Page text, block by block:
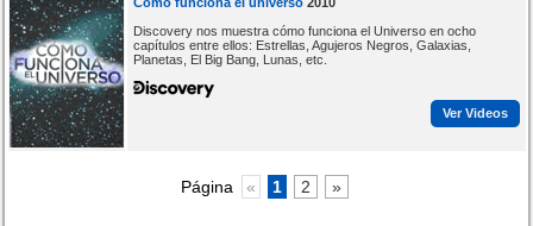
Discovery nos muestra cómo funciona el Universo en ocho
capítulos entre ellos: Estrellas, Agujeros Negros, Galaxias,
Planetas, El Big Bang, Lunas, etc.
Ver Videos
Página « 1 2 »